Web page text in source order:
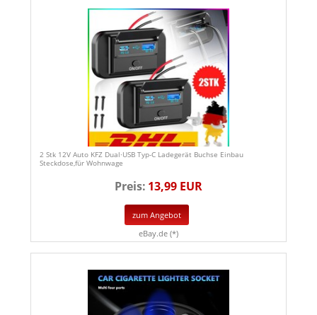
2 Stk 12V Auto KFZ Dual·USB Typ-C Ladegerät Buchse Einbau
Steckdose,für Wohnwage
Preis: 13,99 EUR
zum Angebot
eBay.de (*)